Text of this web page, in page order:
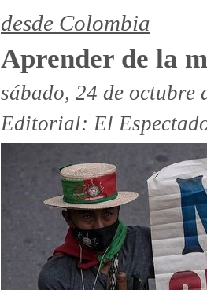
desde Colombia
Aprender de la
sábado, 24 de octubre
Editorial: El